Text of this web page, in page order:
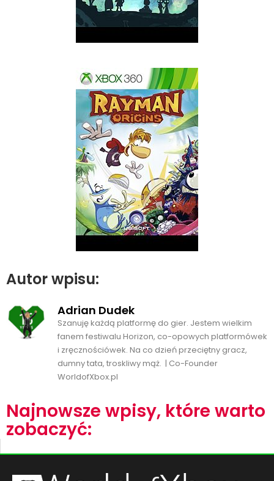
Autor wpisu:
Adrian Dudek
Szanuję każdą platformę do gier. Jestem wielkim
fanem festiwalu Horizon, co-opowych platformówek
i zręcznościówek. Na co dzień przeciętny gracz,
dumny tata, troskliwy mąż. | Co-Founder
WorldofXbox.pl
Najnowsze wpisy, które warto
zobaczyć: